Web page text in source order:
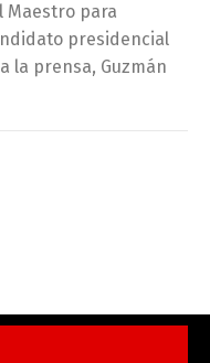
Maestro para
presidencial
la prensa, Guzmán